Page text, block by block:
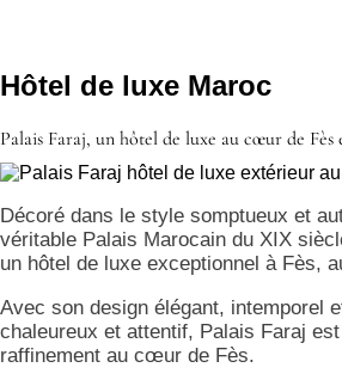
Hôtel de luxe Maroc
Palais Faraj, un hôtel de luxe au cœur de Fès
Décoré dans le style somptueux et
véritable Palais Marocain du XIX
un hôtel de luxe exceptionnel à Fès,
Avec son design élégant, intemporel
chaleureux et attentif, Palais Faraj
raffinement au cœur de Fès.